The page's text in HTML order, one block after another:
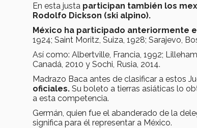
En esta justa participan también los
Rodolfo Dickson (ski alpino).
México ha participado anteriormente
1924; Saint Moritz, Suiza, 1928; Sarajevo,
Así como: Albertville, Francia, 1992;
Canadá, 2010 y Sochi, Rusia, 2014.
Madrazo Baca antes de clasificar a estos
oficiales. Su boleto a tierras asiáticas lo
a esta competencia.
Germán, quien fue el abanderado de la
significa para él representar a México.